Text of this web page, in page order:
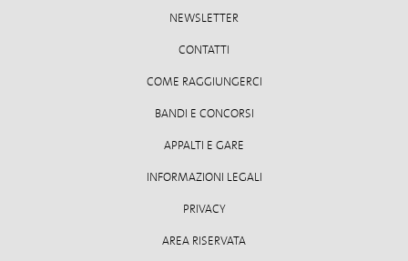
NEWSLETTER
CONTATTI
COME RAGGIUNGERCI
BANDI E CONCORSI
APPALTI E GARE
INFORMAZIONI LEGALI
PRIVACY
AREA RISERVATA